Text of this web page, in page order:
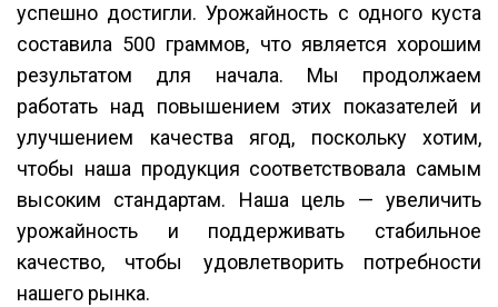
успешно достигли. Урожайность с одного куста
составила 500 граммов, что является хорошим
результатом для начала. Мы продолжаем
работать над повышением этих показателей и
улучшением качества ягод, поскольку хотим,
чтобы наша продукция соответствовала самым
высоким стандартам. Наша цель — увеличить
урожайность и поддерживать стабильное
качество, чтобы удовлетворить потребности
нашего рынка.